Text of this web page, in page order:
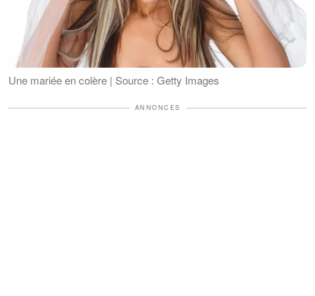
Une mariée en colère | Source : Getty Images
ANNONCES